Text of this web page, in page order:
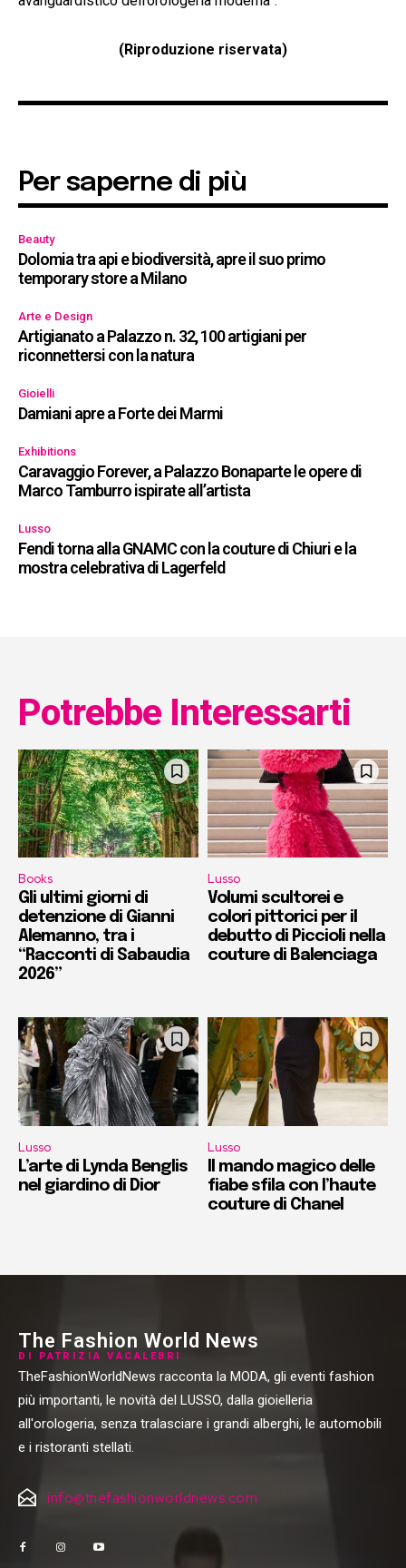
(Riproduzione riservata)
Per saperne di più
Beauty
Dolomia tra api e biodiversità, apre il suo primo
temporary store a Milano
Arte e Design
Artigianato a Palazzo n. 32, 100 artigiani per
riconnettersi con la natura
Gioielli
Damiani apre a Forte dei Marmi
Exhibitions
Caravaggio Forever, a Palazzo Bonaparte le opere di
Marco Tamburro ispirate all’artista
Lusso
Fendi torna alla GNAMC con la couture di Chiuri e la
mostra celebrativa di Lagerfeld
Potrebbe Interessarti
Books
Gli ultimi giorni di
detenzione di Gianni
Alemanno, tra i
“Racconti di Sabaudia
2026”
Lusso
Volumi scultorei e
colori pittorici per il
debutto di Piccioli nella
couture di Balenciaga
Lusso
L’arte di Lynda Benglis
nel giardino di Dior
Lusso
Il mando magico delle
fiabe sfila con l’haute
couture di Chanel
The Fashion World News
DI PATRIZIA VACALEBRI
TheFashionWorldNews racconta la MODA, gli eventi fashion
più importanti, le novità del LUSSO, dalla gioielleria
all'orologeria, senza tralasciare i grandi alberghi, le automobili
e i ristoranti stellati.
info@thefashionworldnews.com